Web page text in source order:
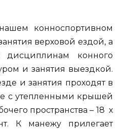
конноспортивном
верховой ездой, а
конного
и занятия выездкой.
и занятия проходят в
с утепленными крышей
пространства – 18 х
К манежу прилегает